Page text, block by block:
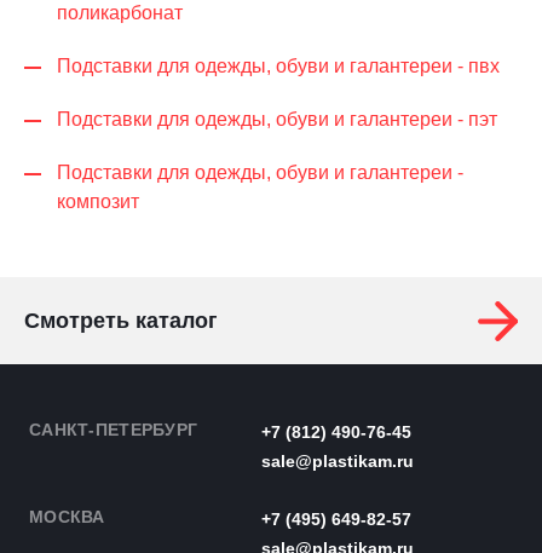
поликарбонат
Подставки для одежды, обуви и галантереи - пвх
Подставки для одежды, обуви и галантереи - пэт
Подставки для одежды, обуви и галантереи -
композит
Смотреть каталог
САНКТ-ПЕТЕРБУРГ
+7 (812) 490-76-45
sale@plastikam.ru
МОСКВА
+7 (495) 649-82-57
sale@plastikam.ru